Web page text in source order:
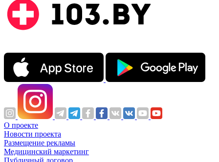
О проекте
Новости проекта
Размещение рекламы
Медицинский маркетинг
Публичный договор